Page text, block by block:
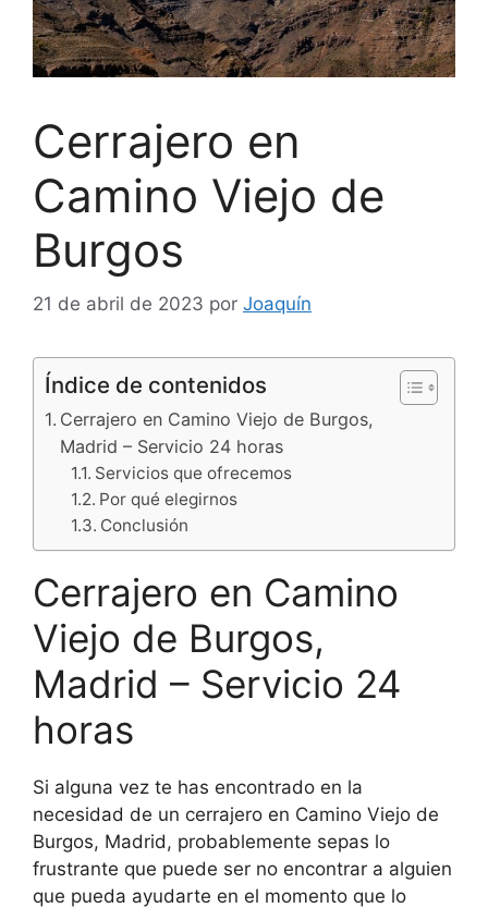
Cerrajero en
Camino Viejo de
Burgos
21 de abril de 2023 por Joaquín
Índice de contenidos
Cerrajero en Camino Viejo de Burgos,
Madrid – Servicio 24 horas
Servicios que ofrecemos
Por qué elegirnos
Conclusión
Cerrajero en Camino
Viejo de Burgos,
Madrid – Servicio 24
horas
Si alguna vez te has encontrado en la
necesidad de un cerrajero en Camino Viejo de
Burgos, Madrid, probablemente sepas lo
frustrante que puede ser no encontrar a alguien
que pueda ayudarte en el momento que lo